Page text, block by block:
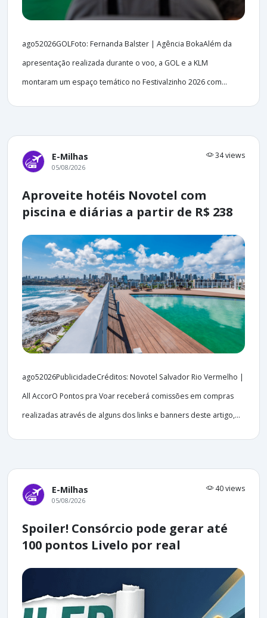
ago52026GOLFoto: Fernanda Balster | Agência BokaAlém da
apresentação realizada durante o voo, a GOL e a KLM
montaram um espaço temático no Festivalzinho 2026 com...
E-Milhas 34 views
05/08/2026
Aproveite hotéis Novotel com
piscina e diárias a partir de R$ 238
ago52026PublicidadeCréditos: Novotel Salvador Rio Vermelho |
All AccorO Pontos pra Voar receberá comissões em compras
realizadas através de alguns dos links e banners deste artigo,...
E-Milhas 40 views
05/08/2026
Spoiler! Consórcio pode gerar até
100 pontos Livelo por real